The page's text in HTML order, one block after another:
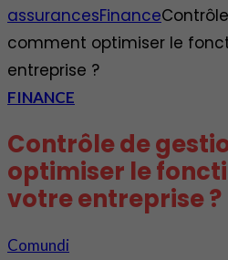
assurancesFinance
comment optimiser le
entreprise ?
FINANCE
Contrôle de
optimiser le
votre entreprise ?
Comundi